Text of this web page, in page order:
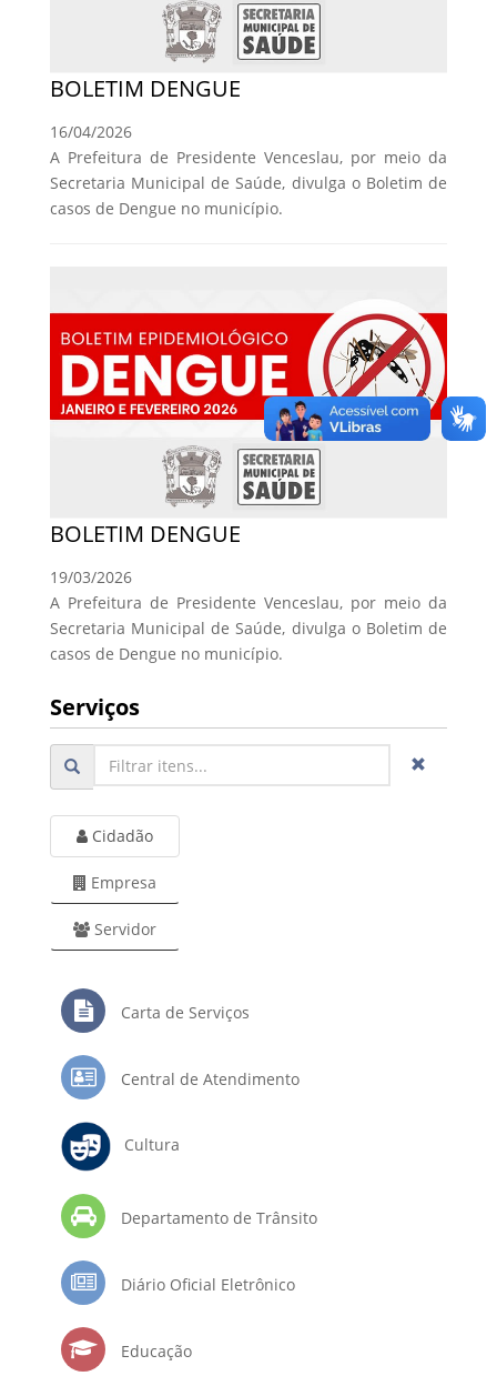
BOLETIM DENGUE
16/04/2026
A Prefeitura de Presidente Venceslau, por meio da
Secretaria Municipal de Saúde, divulga o Boletim de
casos de Dengue no município.
BOLETIM DENGUE
19/03/2026
A Prefeitura de Presidente Venceslau, por meio da
Secretaria Municipal de Saúde, divulga o Boletim de
casos de Dengue no município.
Serviços
Cidadão
Empresa
Servidor
Carta de Serviços
Central de Atendimento
Cultura
Departamento de Trânsito
Diário Oficial Eletrônico
Educação